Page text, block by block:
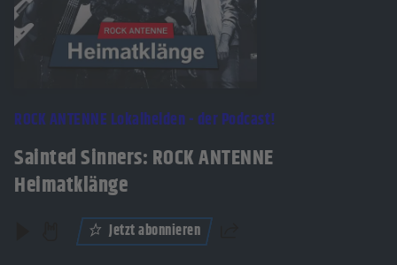
ROCK ANTENNE Lokalhelden - der Podcast!
Sainted Sinners: ROCK ANTENNE
Heimatklänge
Jetzt abonnieren